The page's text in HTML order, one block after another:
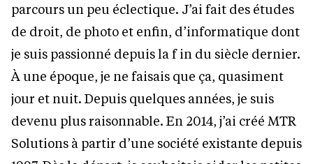
parcours un peu éclectique. J’ai fait des études
de droit, de photo et enfin, d’informatique dont
je suis passionné depuis la f in du siècle dernier.
À une époque, je ne faisais que ça, quasiment
jour et nuit. Depuis quelques années, je suis
devenu plus raisonnable. En 2014, j’ai créé MTR
Solutions à partir d’une société existante depuis